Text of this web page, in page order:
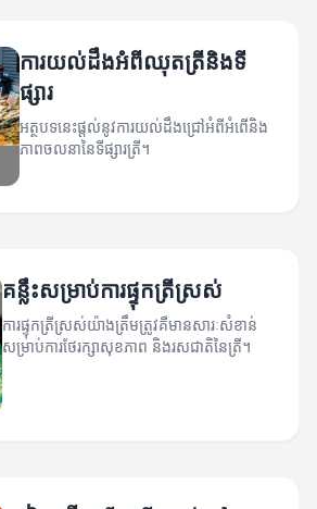
ការយល់ដឹងអំពីឈុតត្រីនិងទី
ផ្សារ
អត្ថបទនេះផ្តល់នូវការយល់ដឹងជ្រៅអំពីអំពើនិង
ភាពចលនានៃទីផ្សារត្រី។
គន្លឹះសម្រាប់ការផ្ទុកត្រីស្រស់
ការផ្ទុកត្រីស្រស់យ៉ាងត្រឹមត្រូវគឺមានសារៈសំខាន់
សម្រាប់ការថែរក្សាសុខភាព និងរសជាតិនៃត្រី។